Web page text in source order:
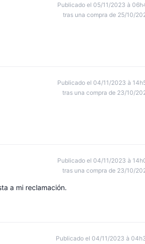
Publicado el 05/11/2023 à
tras una compra de 25/10/
Publicado el 04/11/2023 à
tras una compra de 23/10/
Publicado el 04/11/2023 à
tras una compra de 23/10/
a mi reclamación.
Publicado el 04/11/2023 à